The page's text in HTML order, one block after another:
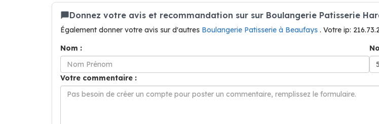
Donnez votre avis et recommandation sur sur Boulangerie Patisserie
Également donner votre avis sur d'autres Boulangerie Patisserie à Beaufays . Votre ip:
Nom :
Votre commentaire :